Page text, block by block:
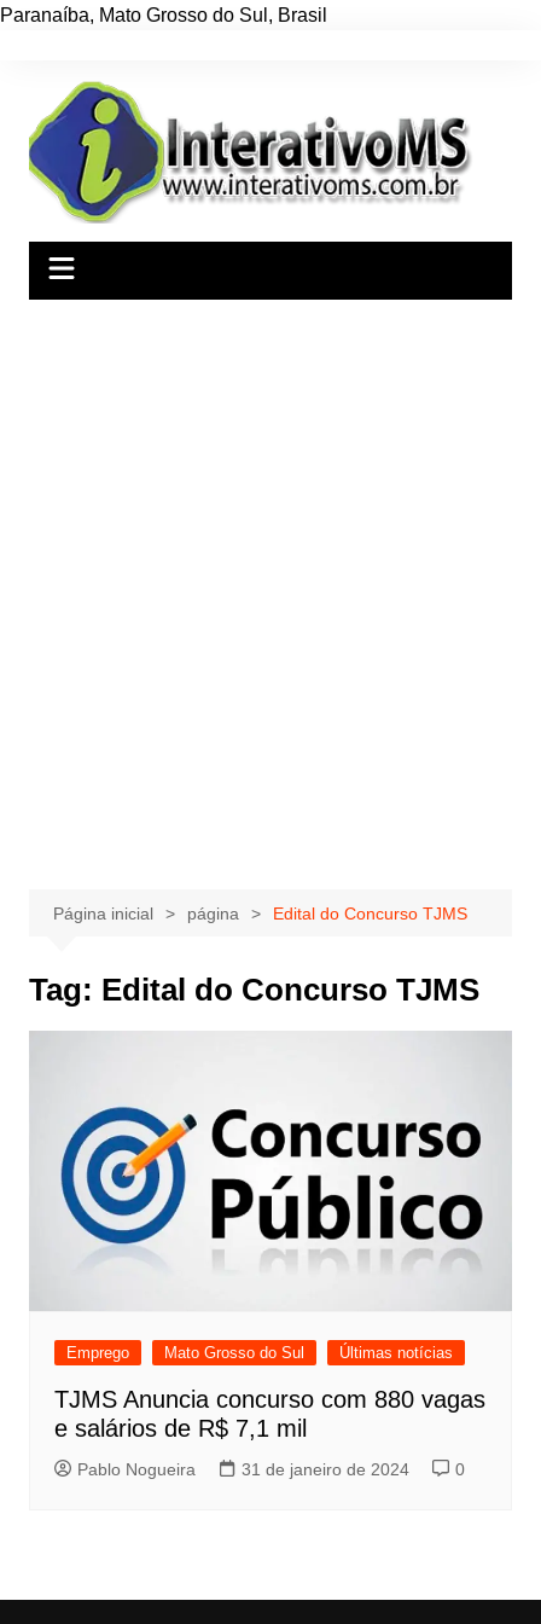
Paranaíba, Mato Grosso do Sul , Brasil
conteúdo
Página inicial página Edital do Concurso TJMS
Tag: Edital do Concurso TJMS
Emprego Mato Grosso do Sul Últimas notícias
TJMS Anuncia concurso com 880 vagas
e salários de R$ 7,1 mil
Pablo Nogueira 31 de janeiro de 2024 0